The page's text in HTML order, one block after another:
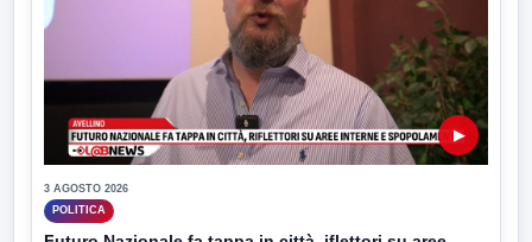
▶
3 AGOSTO 2026
POLITICA